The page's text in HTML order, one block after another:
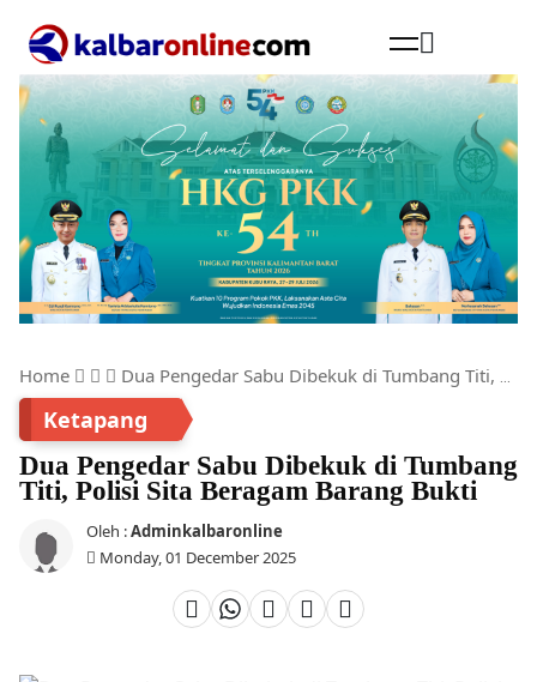
Cari
Home Dua Pengedar Sabu Dibekuk di Tumbang Titi, Polisi Sita Beragam Barang Bukti
Ketapang
Dua Pengedar Sabu Dibekuk di Tumbang
Titi, Polisi Sita Beragam Barang Bukti
Oleh :Adminkalbaronline
Monday, 01 December 2025